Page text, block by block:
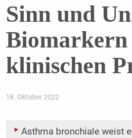
Sinn und
klinischen
18. Oktober 2022
Asthma bronchiale weist